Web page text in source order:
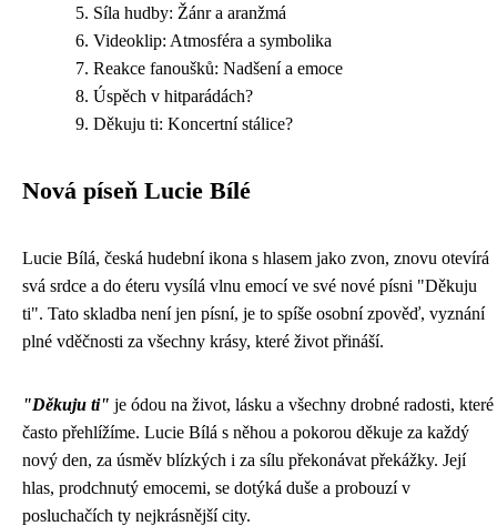
Síla hudby: Žánr a aranžmá
Videoklip: Atmosféra a symbolika
Reakce fanoušků: Nadšení a emoce
Úspěch v hitparádách?
Děkuju ti: Koncertní stálice?
Nová píseň Lucie Bílé
Lucie Bílá, česká hudební ikona s hlasem jako zvon, znovu otevírá
svá srdce a do éteru vysílá vlnu emocí ve své nové písni "Děkuju
ti". Tato skladba není jen písní, je to spíše osobní zpověď, vyznání
plné vděčnosti za všechny krásy, které život přináší.
"Děkuju ti" je ódou na život, lásku a všechny drobné radosti, které
často přehlížíme. Lucie Bílá s něhou a pokorou děkuje za každý
nový den, za úsměv blízkých i za sílu překonávat překážky. Její
hlas, prodchnutý emocemi, se dotýká duše a probouzí v
posluchačích ty nejkrásnější city.